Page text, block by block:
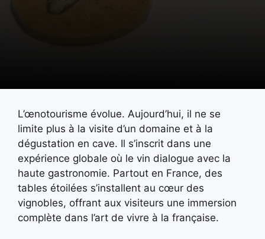
L’œnotourisme évolue. Aujourd’hui, il ne se
limite plus à la visite d’un domaine et à la
dégustation en cave. Il s’inscrit dans une
expérience globale où le vin dialogue avec la
haute gastronomie. Partout en France, des
tables étoilées s’installent au cœur des
vignobles, offrant aux visiteurs une immersion
complète dans l’art de vivre à la française.